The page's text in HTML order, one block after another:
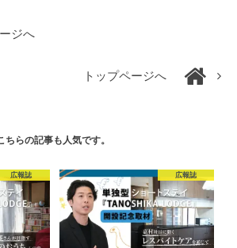
ジへ
トップページへ
ちらの記事も人気です。
広報誌 広報誌